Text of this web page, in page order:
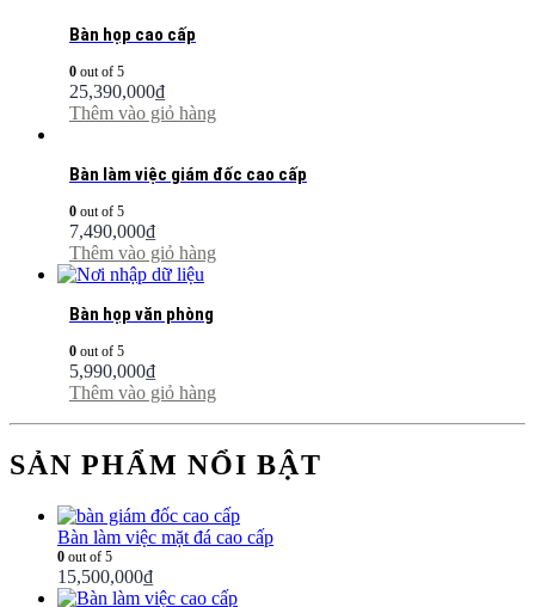
Bàn họp cao cấp
0 out of 5
25,390,000₫
Thêm vào giỏ hàng
Bàn làm việc giám đốc cao cấp
0 out of 5
7,490,000₫
Thêm vào giỏ hàng
Bàn họp văn phòng
0 out of 5
5,990,000₫
Thêm vào giỏ hàng
SẢN PHẨM NỔI BẬT
Bàn làm việc mặt đá cao cấp
0 out of 5
15,500,000₫